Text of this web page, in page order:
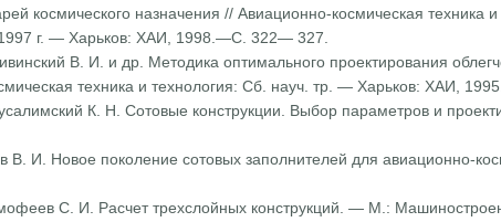
космического назначения // Авиационно-космическая тех­ника
г. — Харьков: ХАИ, 1998.—С. 322— 327.
В. И. и др. Методика оптимального проектирования
техника и технология: Сб. науч. тр. — Харьков: ХАИ,
К. Н. Сотовые конструкции. Выбор параметров и
И. Новое поколе­ние сотовых заполнителей для авиационно-
С. И. Расчет трехслойных конструкций. — М.: